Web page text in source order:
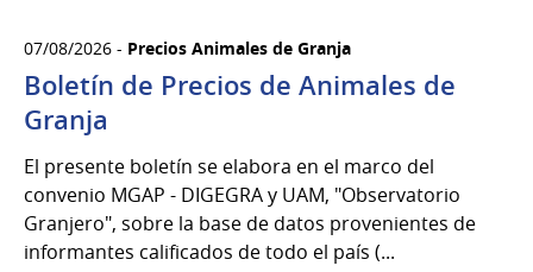
07/08/2026 - Precios Animales de Granja
Boletín de Precios de Animales de
Granja
El presente boletín se elabora en el marco del
convenio MGAP - DIGEGRA y UAM, "Observatorio
Granjero", sobre la base de datos provenientes de
informantes calificados de todo el país (...